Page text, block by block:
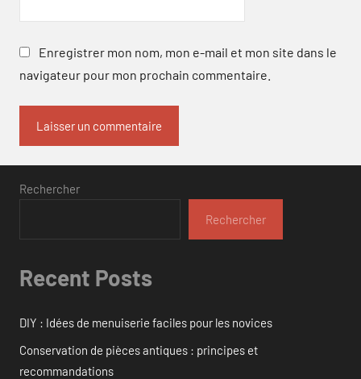
Enregistrer mon nom, mon e-mail et mon site dans le
navigateur pour mon prochain commentaire.
Rechercher
Rechercher
Recent Posts
DIY : Idées de menuiserie faciles pour les novices
Conservation de pièces antiques : principes et
recommandations